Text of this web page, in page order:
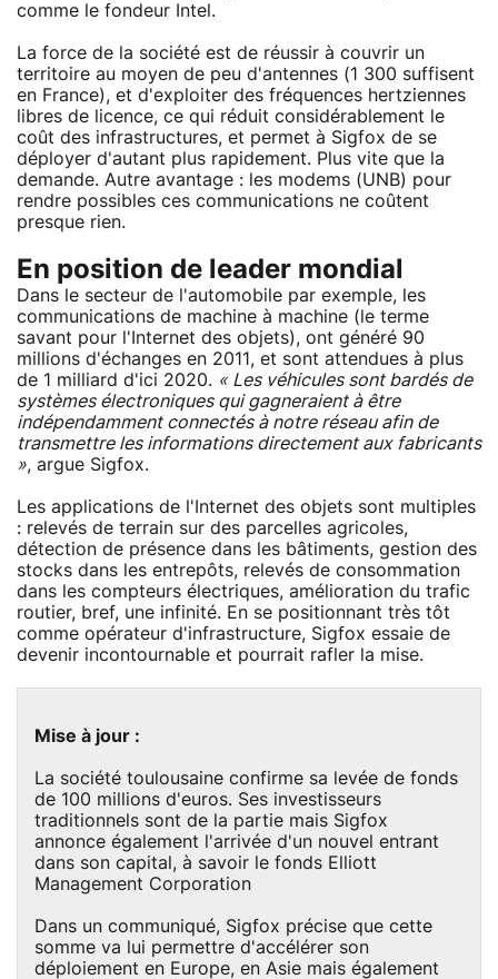
comme le fondeur Intel.
La force de la société est de réussir à couvrir un
territoire au moyen de peu d'antennes (1 300 suffisent
en France), et d'exploiter des fréquences hertziennes
libres de licence, ce qui réduit considérablement le
coût des infrastructures, et permet à Sigfox de se
déployer d'autant plus rapidement. Plus vite que la
demande. Autre avantage : les modems (UNB) pour
rendre possibles ces communications ne coûtent
presque rien.
En position de leader mondial
Dans le secteur de l'automobile par exemple, les
communications de machine à machine (le terme
savant pour l'Internet des objets), ont généré 90
millions d'échanges en 2011, et sont attendues à plus
de 1 milliard d'ici 2020. « Les véhicules sont bardés de
systèmes électroniques qui gagneraient à être
indépendamment connectés à notre réseau afin de
transmettre les informations directement aux fabricants
», argue Sigfox.
Les applications de l'Internet des objets sont multiples
: relevés de terrain sur des parcelles agricoles,
détection de présence dans les bâtiments, gestion des
stocks dans les entrepôts, relevés de consommation
dans les compteurs électriques, amélioration du trafic
routier, bref, une infinité. En se positionnant très tôt
comme opérateur d'infrastructure, Sigfox essaie de
devenir incontournable et pourrait rafler la mise.
Mise à jour :
La société toulousaine confirme sa levée de fonds
de 100 millions d'euros. Ses investisseurs
traditionnels sont de la partie mais Sigfox
annonce également l'arrivée d'un nouvel entrant
dans son capital, à savoir le fonds Elliott
Management Corporation
Dans un communiqué, Sigfox précise que cette
somme va lui permettre d'accélérer son
déploiement en Europe, en Asie mais également